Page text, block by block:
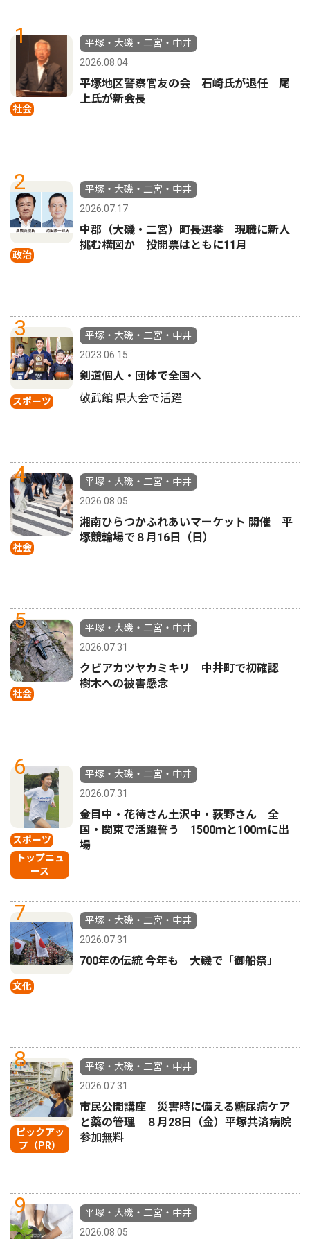
1
社会
平塚・大磯・二宮・中井
2026.08.04
平塚地区警察官友の会 石崎氏が退任 尾
上氏が新会長
2
政治
平塚・大磯・二宮・中井
2026.07.17
中郡（大磯・二宮）町長選挙 現職に新人
挑む構図か 投開票はともに11月
3
スポーツ
平塚・大磯・二宮・中井
2023.06.15
剣道個人・団体で全国へ
敬武館 県大会で活躍
4
社会
平塚・大磯・二宮・中井
2026.08.05
湘南ひらつかふれあいマーケット 開催 平
塚競輪場で８月16日（日）
5
社会
平塚・大磯・二宮・中井
2026.07.31
クビアカツヤカミキリ 中井町で初確認
樹木への被害懸念
6
スポーツ
トップニュ
ース
平塚・大磯・二宮・中井
2026.07.31
金目中・花待さん土沢中・荻野さん 全
国・関東で活躍誓う 1500ｍと100ｍに出
場
7
文化
平塚・大磯・二宮・中井
2026.07.31
700年の伝統 今年も 大磯で「御船祭」
8
ピックアッ
プ（PR）
平塚・大磯・二宮・中井
2026.07.31
市民公開講座 災害時に備える糖尿病ケア
と薬の管理 ８月28日（金）平塚共済病院
参加無料
9
平塚・大磯・二宮・中井
2026.08.05